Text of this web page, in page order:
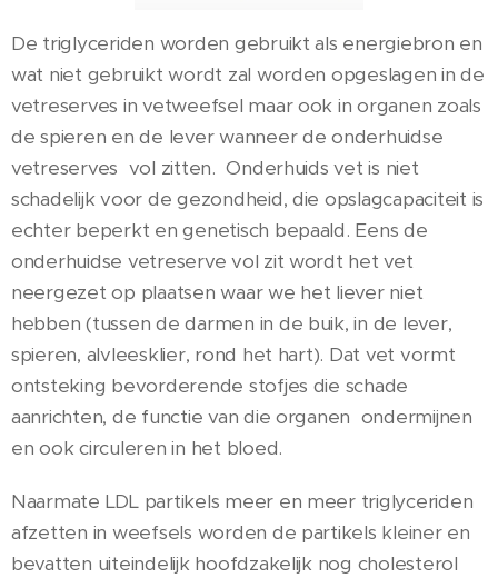
De triglyceriden worden gebruikt als energiebron en
wat niet gebruikt wordt zal worden opgeslagen in de
vetreserves in vetweefsel maar ook in organen zoals
de spieren en de lever wanneer de onderhuidse
vetreserves vol zitten. Onderhuids vet is niet
schadelijk voor de gezondheid, die opslagcapaciteit is
echter beperkt en genetisch bepaald. Eens de
onderhuidse vetreserve vol zit wordt het vet
neergezet op plaatsen waar we het liever niet
hebben (tussen de darmen in de buik, in de lever,
spieren, alvleesklier, rond het hart). Dat vet vormt
ontsteking bevorderende stofjes die schade
aanrichten, de functie van die organen ondermijnen
en ook circuleren in het bloed.
Naarmate LDL partikels meer en meer triglyceriden
afzetten in weefsels worden de partikels kleiner en
bevatten uiteindelijk hoofdzakelijk nog cholesterol